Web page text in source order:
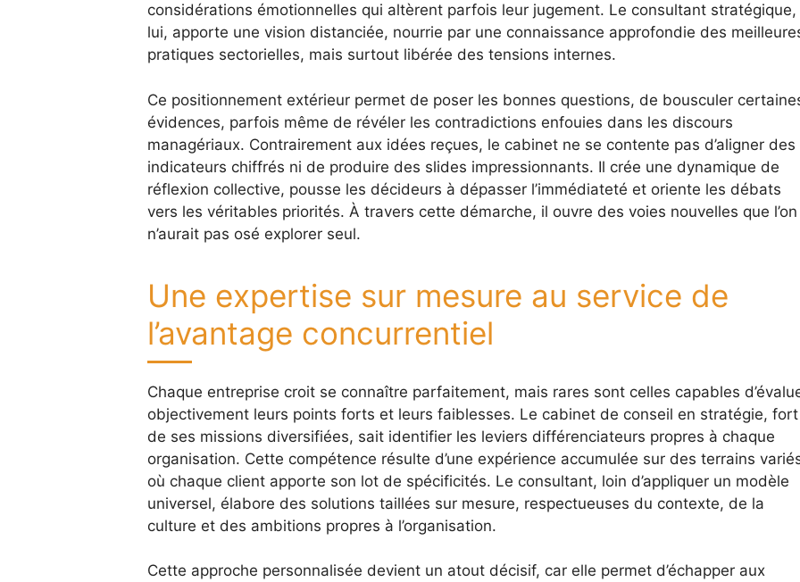
considérations émotionnelles qui altèrent parfois leur jugement. Le consultant stratégique,
lui, apporte une vision distanciée, nourrie par une connaissance approfondie des
pratiques sectorielles, mais surtout libérée des tensions internes.
Ce positionnement extérieur permet de poser les bonnes questions, de bousculer
évidences, parfois même de révéler les contradictions enfouies dans les discours
managériaux. Contrairement aux idées reçues, le cabinet ne se contente pas d’aligner des
indicateurs chiffrés ni de produire des slides impressionnants. Il crée une dynamique de
réflexion collective, pousse les décideurs à dépasser l’immédiateté et oriente les débats
vers les véritables priorités. À travers cette démarche, il ouvre des voies nouvelles que l’on
n’aurait pas osé explorer seul.
Une expertise sur mesure au service de
l’avantage concurrentiel
Chaque entreprise croit se connaître parfaitement, mais rares sont celles capables
objectivement leurs points forts et leurs faiblesses. Le cabinet de conseil en stratégie, fort
de ses missions diversifiées, sait identifier les leviers différenciateurs propres à chaque
organisation. Cette compétence résulte d’une expérience accumulée sur des terrains
où chaque client apporte son lot de spécificités. Le consultant, loin d’appliquer un modèle
universel, élabore des solutions taillées sur mesure, respectueuses du contexte, de la
culture et des ambitions propres à l’organisation.
Cette approche personnalisée devient un atout décisif, car elle permet d’échapper aux